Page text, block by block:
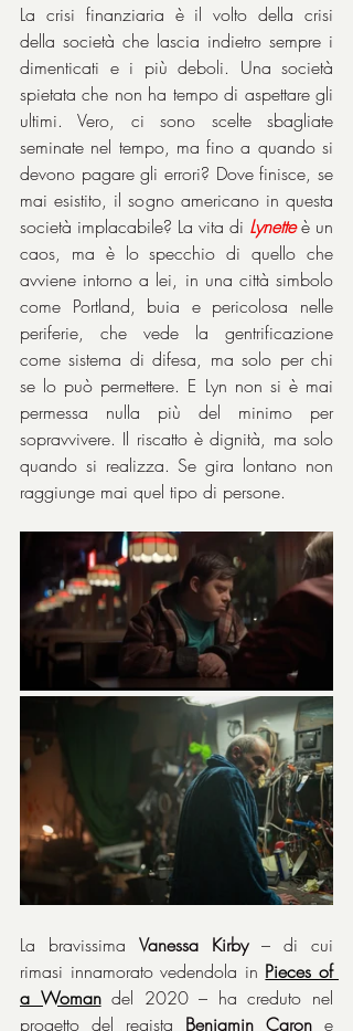
La crisi finanziaria è il volto della crisi
della società che lascia indietro sempre i
dimenticati e i più deboli. Una società
spietata che non ha tempo di aspettare gli
ultimi. Vero, ci sono scelte sbagliate
seminate nel tempo, ma fino a quando si
devono pagare gli errori? Dove finisce, se
mai esistito, il sogno americano in questa
società implacabile? La vita di Lynette è un
caos, ma è lo specchio di quello che
avviene intorno a lei, in una città simbolo
come Portland, buia e pericolosa nelle
periferie, che vede la gentrificazione
come sistema di difesa, ma solo per chi
se lo può permettere. E Lyn non si è mai
permessa nulla più del minimo per
sopravvivere. Il riscatto è dignità, ma solo
quando si realizza. Se gira lontano non
raggiunge mai quel tipo di persone.
La bravissima Vanessa Kirby – di cui
rimasi innamorato vedendola in Pieces of
a Woman del 2020 – ha creduto nel
progetto del regista Benjamin Caron e